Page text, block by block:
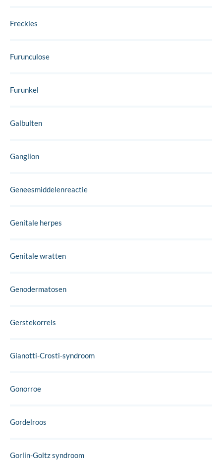
Freckles
Furunculose
Furunkel
Galbulten
Ganglion
Geneesmiddelenreactie
Genitale herpes
Genitale wratten
Genodermatosen
Gerstekorrels
Gianotti-Crosti-syndroom
Gonorroe
Gordelroos
Gorlin-Goltz syndroom